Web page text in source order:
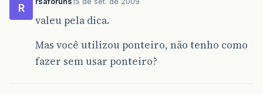
R
valeu pela dica.
Mas você utilizou ponteiro, não tenho como
fazer sem usar ponteiro?